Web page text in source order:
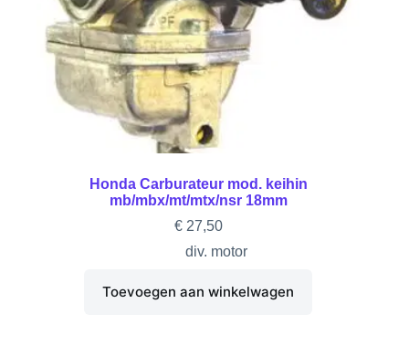
Honda Carburateur mod. keihin
mb/mbx/mt/mtx/nsr 18mm
€27,50
div. motor
Toevoegen aan winkelwagen